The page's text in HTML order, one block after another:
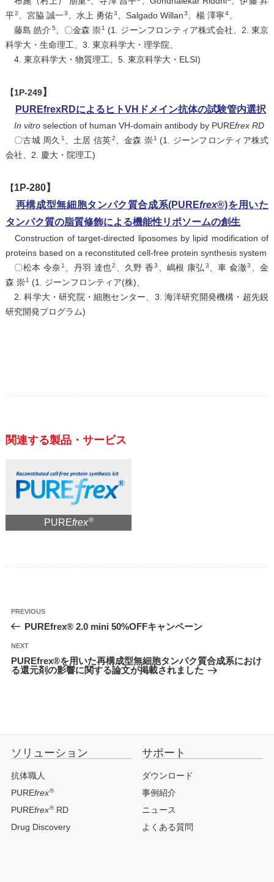
平2 、宮脇 誠一3 、水上 勇佑3 、Salgado Willan3 、楊 澤寧4、
藤島 皓介 5 、〇金森 崇1
(1. ジーンフロンティア株式会社、2. 東京
科学大・生命理工、3. 東京科学大・理学院、
4. 東京科学大・物質理工、5. 東京科学大・ELSI)
【1P-249】
PUREfrexRDによるヒトVHドメイン抗体の試験管内選択
In vitroselection of human VH-domain antibody by PUREfrex RD
〇古城 周久
1 、土居 信英2 、金森 崇1
(1. ジーンフロンティア株式
会社、2. 慶大・院理工)
【1P-280】
再構成型無細胞タンパク質合成系(PUREfrex®)を用いた
タンパク質の脂質修飾による機能性リポソームの創生
Construction of target-directed liposomes by lipid modification of
proteins based on a reconstituted cell-free protein synthesis system
〇松本 令奈 1 、丹羽 達也2 、久野 香 3 、嶋根 康弘 3 、車 兪澈3
、金
森 崇1
(1. ジーンフロンティア(株)、
2. 科学大・研究院・細胞センター、3. 海洋研究開発機構・超先鋭
研究開発プログラム)
関連する製品・サービス
PUREfrex®
投
ナ
ー
シ
ョ
ン
Previous
PREVIOUS
PUREfrex® 2.0 mini 50%OFFキャンペーン
Next
NEXT
PUREfrex®を用いた再構成型無細胞タンパク質合成系におけ
る還元剤の影響に関する論文が掲載されました
ソリューション
抗体職人
PUREfrex®
PUREfrex®RD
Drug Discovery
サポート
ダウンロード
事例紹介
ニュース
よくある質問